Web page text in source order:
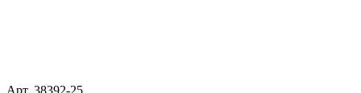
Арт. 38392-25